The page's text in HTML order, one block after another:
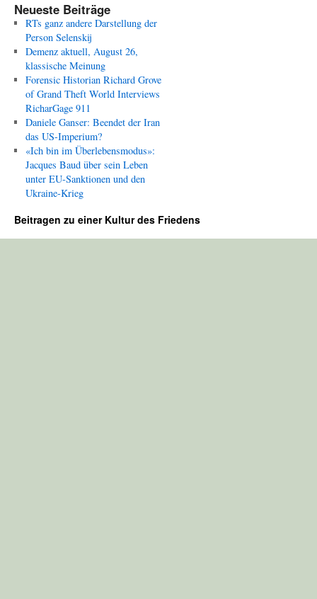
Neueste Beiträge
RTs ganz andere Darstellung der
Person Selenskij
Demenz aktuell, August 26,
klassische Meinung
Forensic Historian Richard Grove
of Grand Theft World Interviews
RicharGage 911
Daniele Ganser: Beendet der Iran
das US-Imperium?
«Ich bin im Überlebensmodus»:
Jacques Baud über sein Leben
unter EU-Sanktionen und den
Ukraine-Krieg
Beitragen zu einer Kultur des Friedens